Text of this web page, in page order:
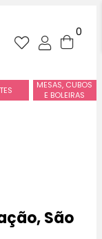
0
MESAS, CUBOS
E BOLEIRAS
São